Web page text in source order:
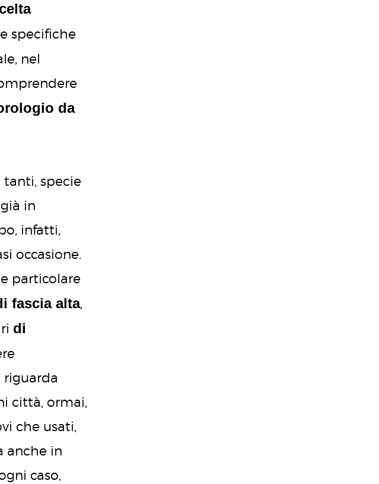
e specifiche
nel
da
tanti, specie
in
infatti,
occasione.
particolare
fascia alta,
di
riguarda
città, ormai,
che usati,
anche in
caso,